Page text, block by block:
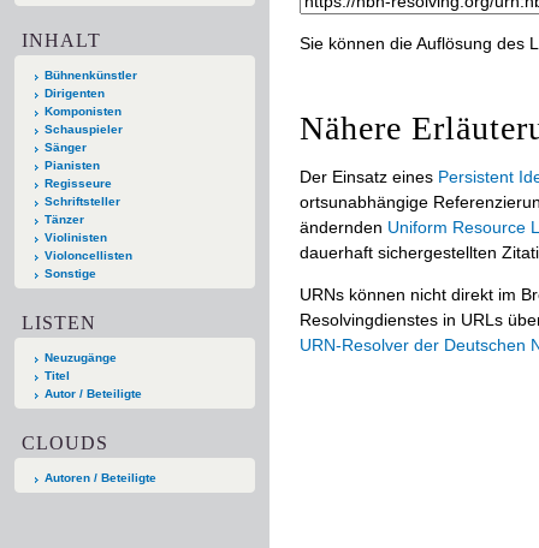
INHALT
Bühnenkünstler
Dirigenten
Komponisten
Schauspieler
Sänger
Pianisten
Regisseure
Schriftsteller
Tänzer
Violinisten
Violoncellisten
Sonstige
LISTEN
Neuzugänge
Titel
Autor / Beteiligte
CLOUDS
Autoren / Beteiligte
Sie können die Auflösung des
Nähere
Der Einsatz eines Persistent
ortsunabhängige
ändernden Uniform Resource
dauerhaft sichergestellten
URNs können nicht direkt im
Resolvingdienstes in URLs
URN-Resolver der Deutschen